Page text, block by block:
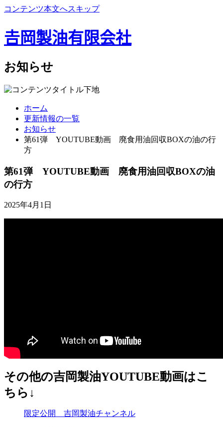
コンテンツ本文へスキップ
𠮷岡製油有限会社
お知らせ
ホーム
更新情報の一覧
お知らせ
第61弾 YOUTUBE動画 廃食用油回収BOXの油の行
方
第61弾 YOUTUBE動画 廃食用油回収BOXの油
の行方
2025年4月1日
その他の吉岡製油YOUTUBE動画はこ
ちら↓
限定公開 吉岡製油チャンネル